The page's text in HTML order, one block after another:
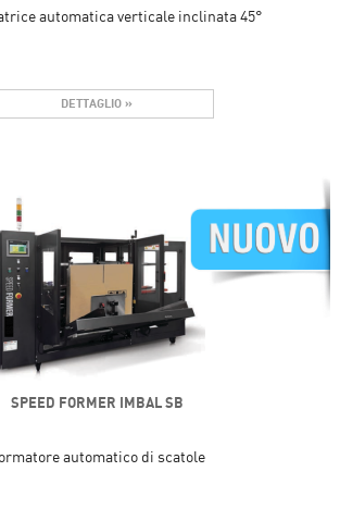
automatica verticale inclinata 45°
DETTAGLIO »
SPEED FORMER IMBAL SB
automatico di scatole